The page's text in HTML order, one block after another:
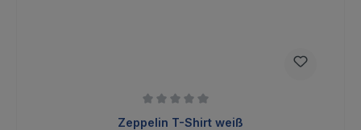
Zeppelin T-Shirt weiß